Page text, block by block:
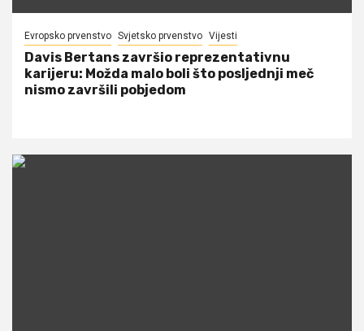
Evropsko prvenstvo Svjetsko prvenstvo Vijesti
Davis Bertans završio reprezentativnu
karijeru: Možda malo boli što posljednji meč
nismo završili pobjedom